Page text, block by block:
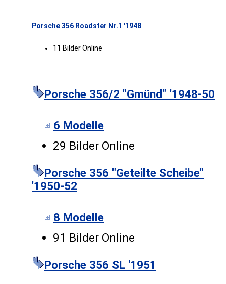
Porsche 356 Roadster Nr.1 '1948
11 Bilder Online
Porsche 356/2 "Gmünd" '1948-50
6 Modelle
29 Bilder Online
Porsche 356 "Geteilte Scheibe"
'1950-52
8 Modelle
91 Bilder Online
Porsche 356 SL '1951